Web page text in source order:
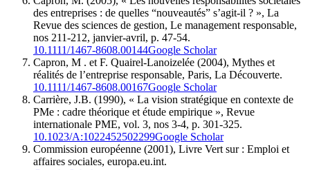
des entreprises : de quelles “nouveautés” s’agit-il ? », La
Revue des sciences de gestion, Le management responsable,
nos 211-212, janvier-avril, p. 47-54.
10.1111/1467-8608.00144Google Scholar
Capron, M . et F. Quairel-Lanoizelée (2004), Mythes et
réalités de l’entreprise responsable, Paris, La Découverte.
10.1111/1467-8608.00167Google Scholar
Carrière, J.B. (1990), « La vision stratégique en contexte de
PMe : cadre théorique et étude empirique », Revue
internationale PME, vol. 3, nos 3-4, p. 301-325.
10.1023/A:1022452502299Google Scholar
Commission européenne (2001), Livre Vert sur : Emploi et
affaires sociales, europa.eu.int.